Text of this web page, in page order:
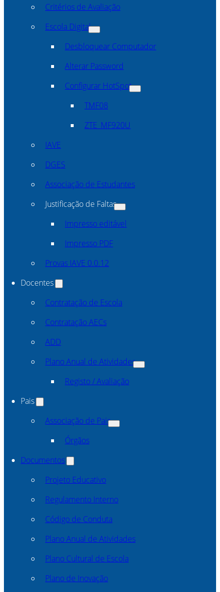
Critérios de Avaliação
Escola Digital
Desbloquear Computador
Alterar Password
Configurar HotSpot
TMF08
ZTE_MF920U
IAVE
DGES
Associação de Estudantes
Justificação de Faltas
Impresso editável
Impresso PDF
Provas IAVE 0.0.12
Docentes
Contratação de Escola
Contratação AECs
ADD
Plano Anual de Atividades
Registo / Avaliação
Pais
Associação de Pais
Órgãos
Documentos
Projeto Educativo
Regulamento Interno
Código de Conduta
Plano Anual de Atividades
Plano Cultural de Escola
Plano de Inovação